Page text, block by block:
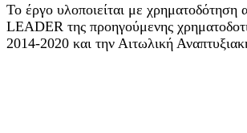
Το έργο υλοποιείται με
LEADER της προηγούμενης
2014-2020 και την Αιτωλική